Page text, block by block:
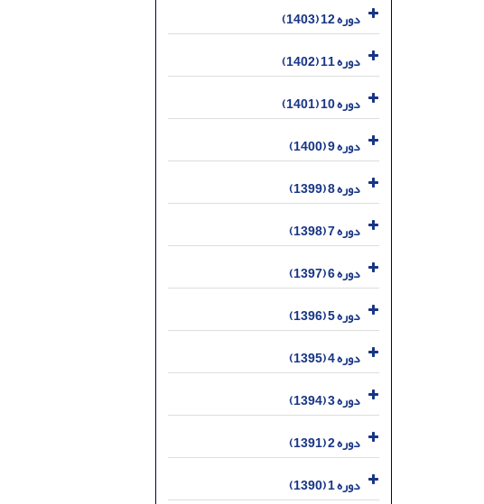
دوره 12 (1403)
دوره 11 (1402)
دوره 10 (1401)
دوره 9 (1400)
دوره 8 (1399)
دوره 7 (1398)
دوره 6 (1397)
دوره 5 (1396)
دوره 4 (1395)
دوره 3 (1394)
دوره 2 (1391)
دوره 1 (1390)